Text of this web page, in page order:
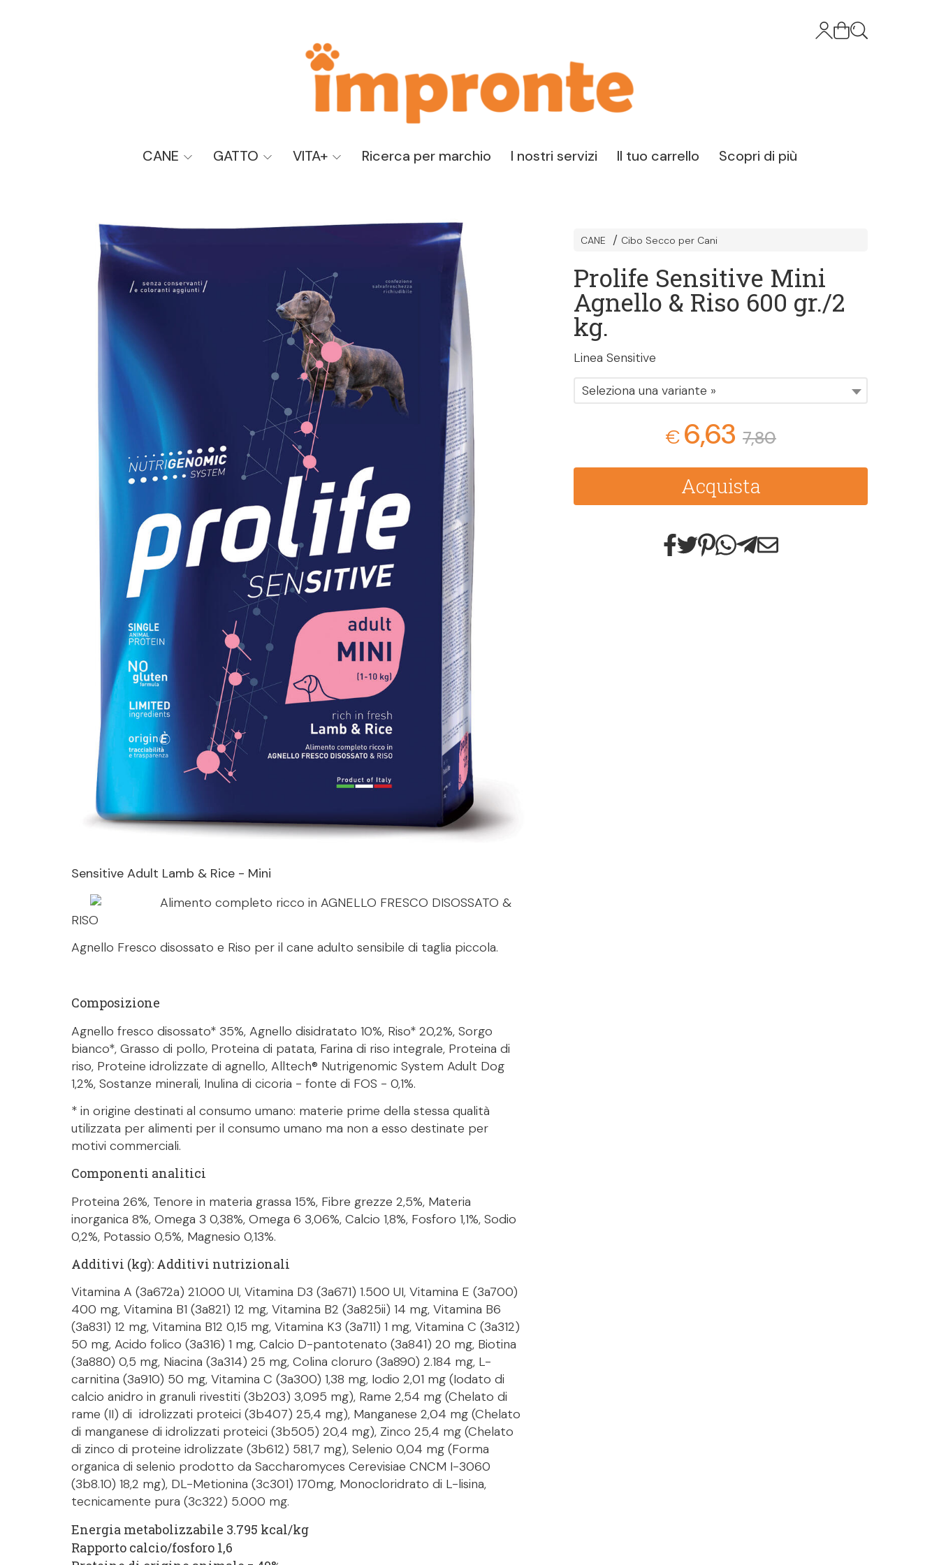
CANE GATTO VITA+ Ricerca per marchio I nostri servizi Il tuo carrello Scopri di più
Sensitive Adult Lamb & Rice - Mini
Alimento completo ricco in AGNELLO FRESCO DISOSSATO &
RISO
Agnello Fresco disossato e Riso per il cane adulto sensibile di taglia piccola.
Composizione
Agnello fresco disossato* 35%, Agnello disidratato 10%, Riso* 20,2%, Sorgo
bianco*, Grasso di pollo, Proteina di patata, Farina di riso integrale, Proteina di
riso, Proteine idrolizzate di agnello, Alltech® Nutrigenomic System Adult Dog
1,2%, Sostanze minerali, Inulina di cicoria - fonte di FOS - 0,1%.
* in origine destinati al consumo umano: materie prime della stessa qualità
utilizzata per alimenti per il consumo umano ma non a esso destinate per
motivi commerciali.
Componenti analitici
Proteina 26%, Tenore in materia grassa 15%, Fibre grezze 2,5%, Materia
inorganica 8%, Omega 3 0,38%, Omega 6 3,06%, Calcio 1,8%, Fosforo 1,1%, Sodio
0,2%, Potassio 0,5%, Magnesio 0,13%.
Additivi (kg): Additivi nutrizionali
Vitamina A (3a672a) 21.000 UI, Vitamina D3 (3a671) 1.500 UI, Vitamina E (3a700)
400 mg, Vitamina B1 (3a821) 12 mg, Vitamina B2 (3a825ii) 14 mg, Vitamina B6
(3a831) 12 mg, Vitamina B12 0,15 mg, Vitamina K3 (3a711) 1 mg, Vitamina C (3a312)
50 mg, Acido folico (3a316) 1 mg, Calcio D-pantotenato (3a841) 20 mg, Biotina
(3a880) 0,5 mg, Niacina (3a314) 25 mg, Colina cloruro (3a890) 2.184 mg, L-
carnitina (3a910) 50 mg, Vitamina C (3a300) 1,38 mg, Iodio 2,01 mg (Iodato di
calcio anidro in granuli rivestiti (3b203) 3,095 mg), Rame 2,54 mg (Chelato di
rame (II) di idrolizzati proteici (3b407) 25,4 mg), Manganese 2,04 mg (Chelato
di manganese di idrolizzati proteici (3b505) 20,4 mg), Zinco 25,4 mg (Chelato
di zinco di proteine idrolizzate (3b612) 581,7 mg), Selenio 0,04 mg (Forma
organica di selenio prodotto da Saccharomyces Cerevisiae CNCM I-3060
(3b8.10) 18,2 mg), DL-Metionina (3c301) 170mg, Monocloridrato di L-lisina,
tecnicamente pura (3c322) 5.000 mg.
Energia metabolizzabile 3.795 kcal/kg
Rapporto calcio/fosforo 1,6
CANE Cibo Secco per Cani
Prolife Sensitive Mini
Agnello & Riso 600 gr./2
kg.
Linea Sensitive
Seleziona una variante »
€6,63 7,80
Acquista